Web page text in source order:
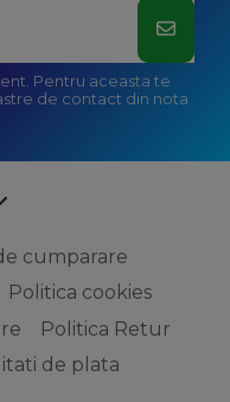
Pentru aceasta te
de contact din nota
cumparare
Politica cookies
Politica Retur
de plata